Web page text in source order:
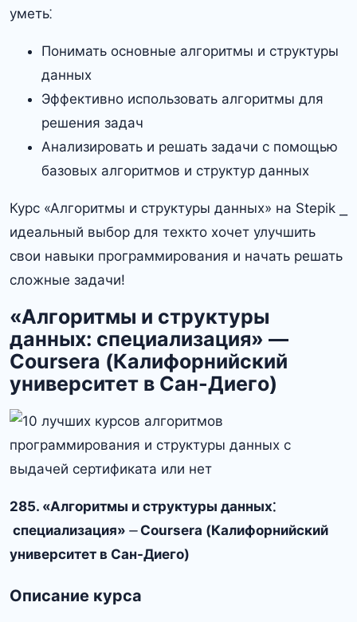
уметь⁚
Понимать основные алгоритмы и структуры
данных
Эффективно использовать алгоритмы для
решения задач
Анализировать и решать задачи с помощью
базовых алгоритмов и структур данных
Курс «Алгоритмы и структуры данных» на Stepik ⎯
идеальный выбор для техкто хочет улучшить
свои навыки программирования и начать решать
сложные задачи!
«Алгоритмы и структуры
данных: специализация» —
Coursera (Калифорнийский
университет в Сан-Диего)
285. «Алгоритмы и структуры данных⁚
специализация» ⏤ Coursera (Калифорнийский
университет в Сан-Диего)
Описание курса